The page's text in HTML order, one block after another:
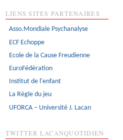
LIENS SITES PARTENAIRES
Asso.Mondiale Psychanalyse
ECF Echoppe
Ecole de la Cause Freudienne
EuroFédération
Institut de l'enfant
La Règle du jeu
UFORCA – Université J. Lacan
TWITTER LACANQUOTIDIEN